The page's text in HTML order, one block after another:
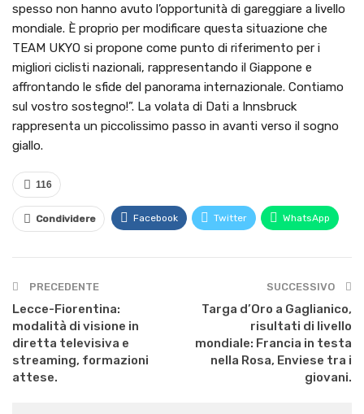
spesso non hanno avuto l’opportunità di gareggiare a livello
mondiale. È proprio per modificare questa situazione che
TEAM UKYO si propone come punto di riferimento per i
migliori ciclisti nazionali, rappresentando il Giappone e
affrontando le sfide del panorama internazionale. Contiamo
sul vostro sostegno!”. La volata di Dati a Innsbruck
rappresenta un piccolissimo passo in avanti verso il sogno
giallo.
116
Condividere Facebook Twitter WhatsApp
PRECEDENTE
Lecce-Fiorentina:
modalità di visione in
diretta televisiva e
streaming, formazioni
attese.
SUCCESSIVO
Targa d’Oro a Gaglianico,
risultati di livello
mondiale: Francia in testa
nella Rosa, Enviese tra i
giovani.